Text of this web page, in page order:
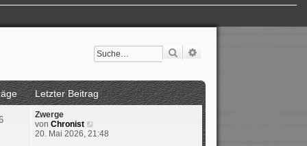
Suche
Letzter Beitrag
Zwerge
vonChronist
e
20. Mai 2026, 21:48